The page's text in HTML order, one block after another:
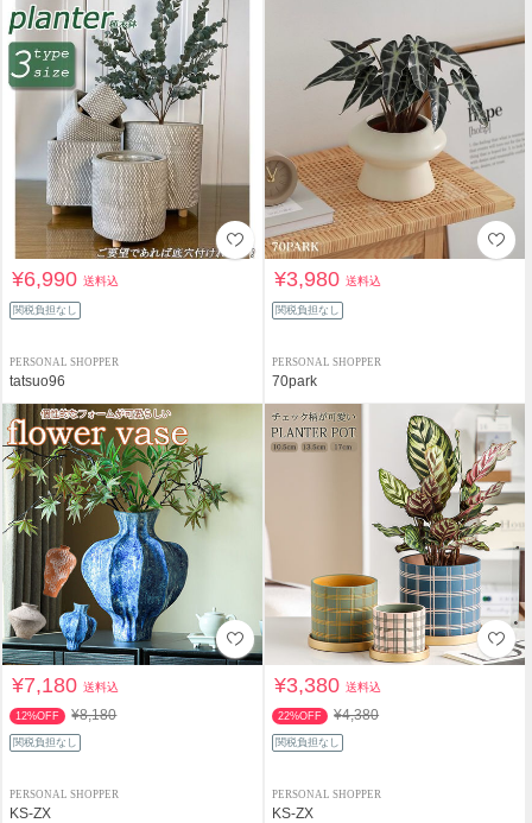
¥6,990送料込
関税負担なし
PERSONAL SHOPPER
tatsuo96
¥3,980送料込
関税負担なし
PERSONAL SHOPPER
70park
¥7,180送料込
12%OFF ¥8,180
関税負担なし
PERSONAL SHOPPER
KS-ZX
¥3,380送料込
22%OFF ¥4,380
関税負担なし
PERSONAL SHOPPER
KS-ZX